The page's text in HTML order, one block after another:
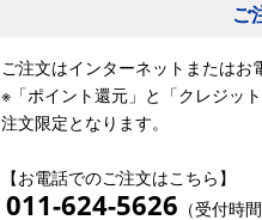
ご
ご注文はインターネットまたはお
※「ポイント還元」と「クレジッ
注文限定となります。
【お電話でのご注文はこちら】
011-624-5626 （受付時